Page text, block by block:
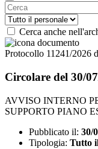
Cerca anche
Protocollo 11241/2026
Circolare del 30/
AVVISO INTERNO
SUPPORTO PIANO
Pubblicato il: 30/
Tipologia: Tutto